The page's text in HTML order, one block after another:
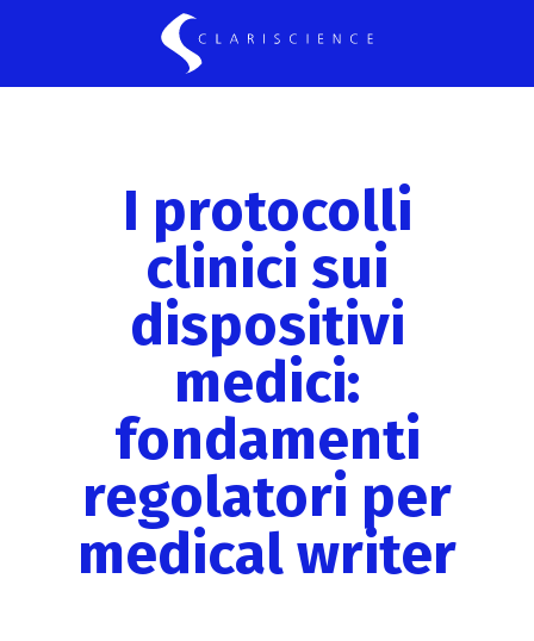
I protocolli
clinici sui
dispositivi
medici:
fondamenti
regolatori per
medical writer